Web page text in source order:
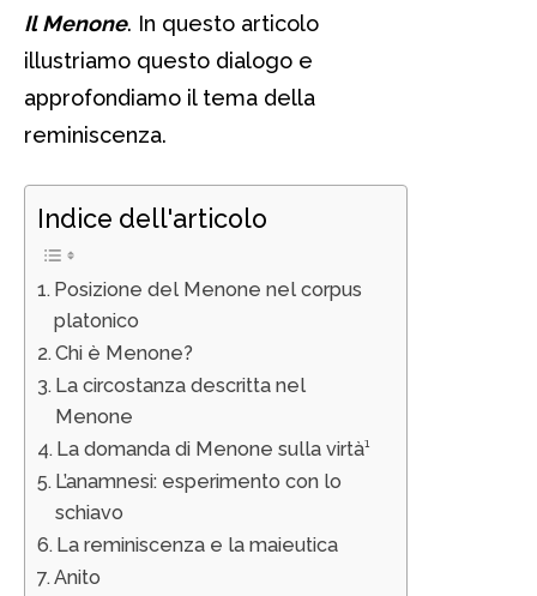
Il Menone. In questo articolo
illustriamo questo dialogo e
approfondiamo il tema della
reminiscenza.
Indice dell'articolo
Posizione del Menone nel corpus
platonico
Chi è Menone?
La circostanza descritta nel
Menone
La domanda di Menone sulla virtà¹
L’anamnesi: esperimento con lo
schiavo
La reminiscenza e la maieutica
Anito